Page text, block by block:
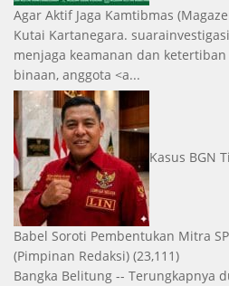
Agar Aktif Jaga Kamtibmas
Kutai Kartanegara.
menjaga keamanan dan
binaan, anggota <a...
Kasus BGN
Babel Soroti Pembentukan Mitra
(Pimpinan Redaksi) (23,111)
Bangka Belitung -- Terungkapnya